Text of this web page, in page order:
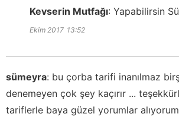
Kevserin Mutfağı: Yapabilirsin
Ekim 2017 13:52
sümeyra: bu çorba tarifi inanılmaz
denemeyen çok şey kaçırır ...
tariflerle baya güzel yorumlar